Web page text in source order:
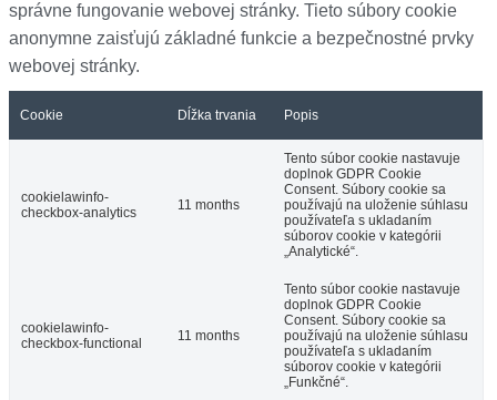
správne fungovanie webovej stránky. Tieto súbory cookie
anonymne zaisťujú základné funkcie a bezpečnostné prvky
webovej stránky.
Cookie Dĺžka trvania Popis
cookielawinfo-
checkbox-analytics
11 months
Tento súbor cookie nastavuje
doplnok GDPR Cookie
Consent. Súbory cookie sa
používajú na uloženie súhlasu
používateľa s ukladaním
súborov cookie v kategórii
„Analytické“.
cookielawinfo-
checkbox-functional
11 months
Tento súbor cookie nastavuje
doplnok GDPR Cookie
Consent. Súbory cookie sa
používajú na uloženie súhlasu
používateľa s ukladaním
súborov cookie v kategórii
„Funkčné“.